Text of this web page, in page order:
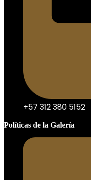
+57 312 380 5152
Políticas de la Galería